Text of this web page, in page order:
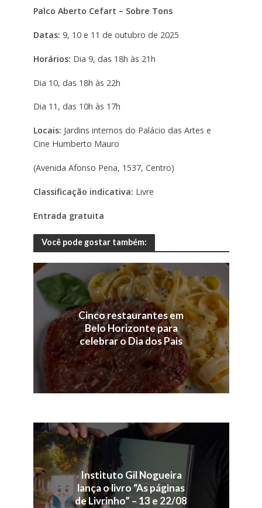
Palco Aberto Cefart – Sobre Tons
Datas: 9, 10 e 11 de outubro de 2025
Horários: Dia 9, das 18h às 21h
Dia 10, das 18h às 22h
Dia 11, das 10h às 17h
Locais: Jardins internos do Palácio das Artes e
Cine Humberto Mauro
(Avenida Afonso Pena, 1537, Centro)
Classificação indicativa: Livre
Entrada gratuita
Você pode gostar também:
Cinco restaurantes em
Belo Horizonte para
celebrar o Dia dos Pais
Instituto Gil Nogueira
lança o livro “As páginas
de Livrinho” – 13 e 22/08